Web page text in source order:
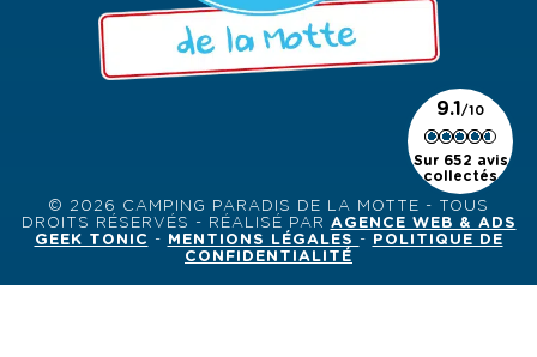
© 2026 CAMPING PARADIS DE LA MOTTE - TOUS
DROITS RÉSERVÉS - RÉALISÉ PAR AGENCE WEB & ADS
GEEK TONIC
- MENTIONS LÉGALES - POLITIQUE DE
CONFIDENTIALITÉ
9.1
Sur 652 avis
collectés